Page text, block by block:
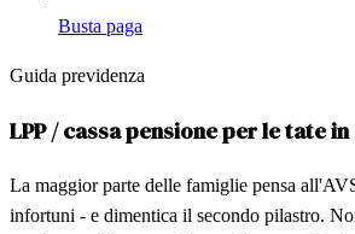
Busta paga
Guida previdenza
LPP / cassa pensione per le tate
La maggior parte delle famiglie pensa
infortuni - e dimentica il secondo pilastro.